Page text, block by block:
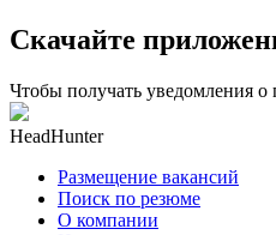
Скачайте
Чтобы получать уведомления
HeadHunter
Размещение вакансий
Поиск по резюме
О компании